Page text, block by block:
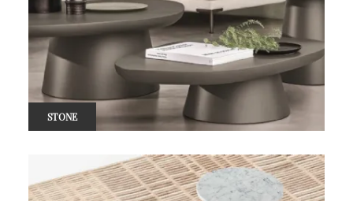
STONE